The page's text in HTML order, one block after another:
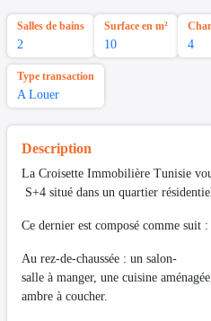
Salles de bains
2
Surface en m²
10 4
Type transaction
A Louer
Description
La Croisette Immobilière Tunisie
S+4 situé dans un quartier
Ce dernier est composé comme suit :
Au rez-de-chaussée : un salon-
salle à manger, une cuisine
ambre à coucher.